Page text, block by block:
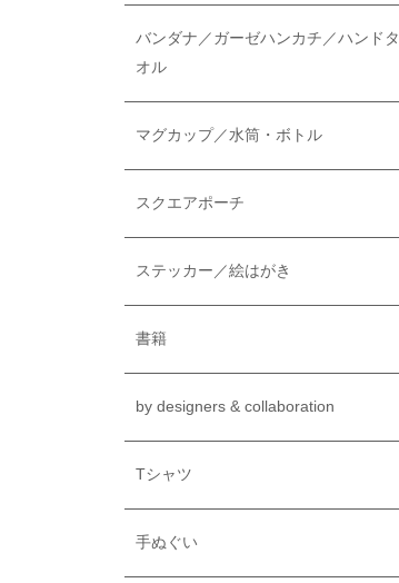
バンダナ／ガーゼハンカチ／ハンドタ
オル
マグカップ／水筒・ボトル
スクエアポーチ
ステッカー／絵はがき
書籍
by designers & collaboration
Tシャツ
手ぬぐい